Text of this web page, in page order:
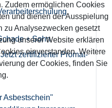
+ Sohn
zertifizierter Promat-
Asbestschein"
Zudem ermöglichen Cookies
und dienen der Ausspielung
zu Analysezwecken gesetzt
unserer Website erklären
einverstanden. Weitere
der Cookies, finden Sie